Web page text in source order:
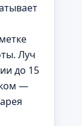
Луч
до 15
—